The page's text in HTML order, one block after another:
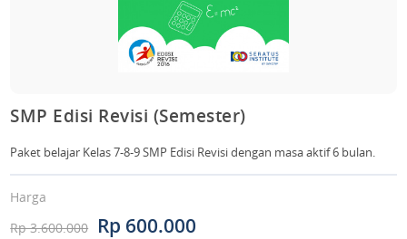
SMP Edisi Revisi (Semester)
Paket belajar Kelas 7-8-9 SMP Edisi Revisi dengan masa aktif 6 bulan.
Harga
Rp 3.600.000
Rp 600.000